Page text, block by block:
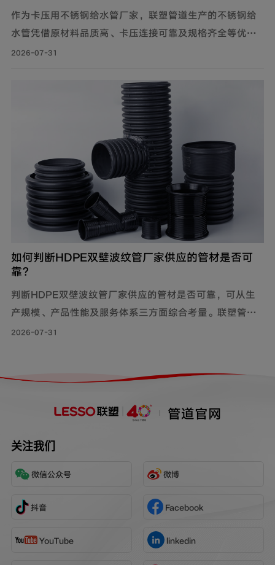
作为卡压用不锈钢给水管厂家，联塑管道生产的不锈钢给
水管凭借原材料品质高、卡压连接可靠及规格齐全等优
势，广泛应用于建筑给水、冷却循环水系统、气体输送等
2026-07-31
如何判断HDPE双壁波纹管厂家供应的管材是否可
靠？
判断HDPE双壁波纹管厂家供应的管材是否可靠，可从生
产规模、产品性能及服务体系三方面综合考量。联塑管道
深耕行业40年，其HDPE双壁波纹管质量可靠，被广泛用
2026-07-31
管道官网
关注我们
微信公众号 微博
抖音 Facebook
YouTube linkedin